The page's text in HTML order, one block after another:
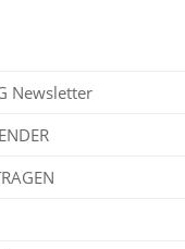
Newsletter